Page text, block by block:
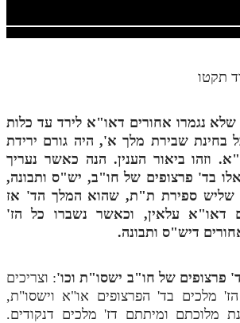
נגמרו אחורים דאו"א לירד עד כלות
בחינת שבירת מלך א', היה גורם ירידת
וזהו ביאור הענין. הנה כאשר נעריך
בד' פרצופים של חו"ב, יש"ס ותבונה,
שליש ספירת ת"ת, שהוא המלך הד' אז
דאו"א עלאין, וכאשר נשברו כל הז'
דיש"ס ותבונה.
פרצופים של חו"ב ישסו"ת וכו': וצריכים
מלכים בד' הפרצופים או"א וישסו"ת,
מלוכתם ומיתתם דז' מלכים דנקודים.